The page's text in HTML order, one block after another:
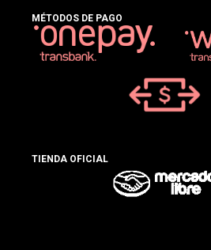
MÉTODOS DE PAGO
TIENDA OFICIAL